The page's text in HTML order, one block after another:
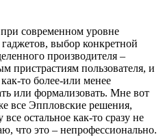
современном уровне
выбор конкретной
производителя –
пристрастиям пользователя, и
то более-или менее
или формализовать. Мне вот
все Эппловские решения,
остальное как-то сразу не
что это – непрофессионально.